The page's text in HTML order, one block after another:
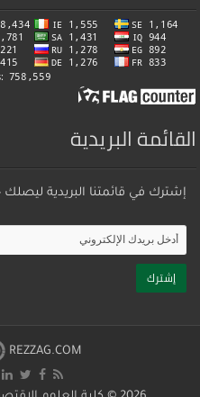
القائمة البريدية
إشترك في قائمتنا البريدية ليصلك
REZZAG.COM